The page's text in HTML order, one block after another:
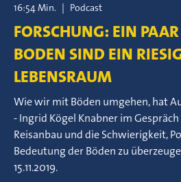
16:54 Min. | Podcast
FORSCHUNG: EIN
BODEN SIND EIN
LEBENSRAUM
Wie wir mit Böden umgehen, hat
- Ingrid Kögel Knabner im
Reisanbau und die Schwierigkeit,
Bedeutung der Böden zu
15.11.2019.